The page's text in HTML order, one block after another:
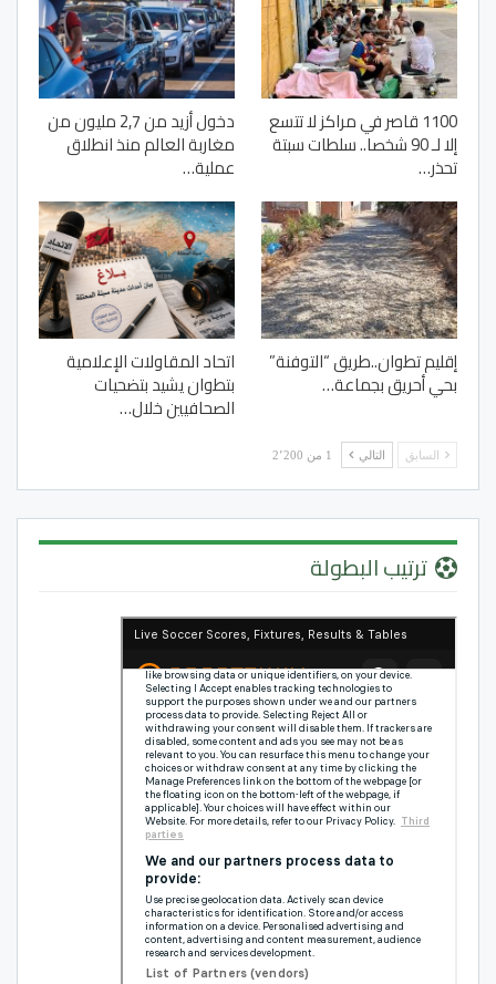
1100 قاصر في مراكز لا تتسع
إلا لـ 90 شخصا.. سلطات سبتة
تحذر…
دخول أزيد من 2,7 مليون من
مغاربة العالم منذ انطلاق
عملية…
إقليم تطوان..طريق “التوفنة”
بحي أحريق بجماعة…
اتحاد المقاولات الإعلامية
بتطوان يشيد بتضحيات
الصحافيين خلال…
السابق التالي 1 من 2٬200
ترتيب البطولة